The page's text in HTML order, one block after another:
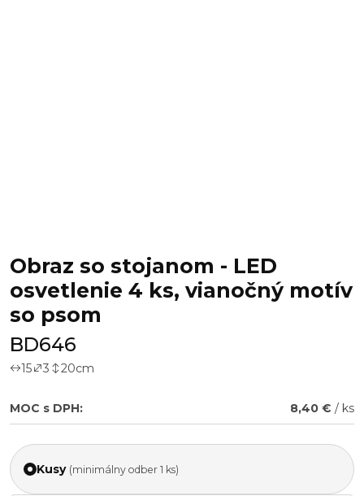
Obraz so stojanom - LED
osvetlenie 4 ks, vianočný motív
so psom
BD646
15 3 20cm
MOC s DPH: 8,40 € / ks
Kusy (minimálny odber 1 ks)